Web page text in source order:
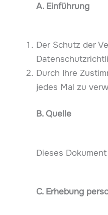
A. Einführung
Der Schutz der
Durch Ihre
jedes Mal zu
B. Quelle
Dieses
C. Erhebung